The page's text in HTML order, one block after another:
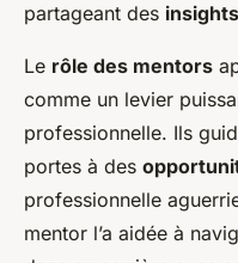
partageant des
Le rôle des mentors
comme un levier
professionnelle. Ils
portes à des
professionnelle
mentor l’a aidée à